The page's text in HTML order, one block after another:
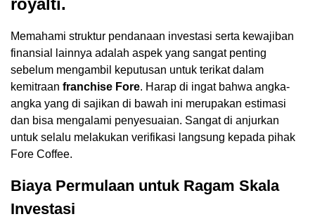
royalti.
Memahami struktur pendanaan investasi serta kewajiban
finansial lainnya adalah aspek yang sangat penting
sebelum mengambil keputusan untuk terikat dalam
kemitraan franchise Fore. Harap di ingat bahwa angka-
angka yang di sajikan di bawah ini merupakan estimasi
dan bisa mengalami penyesuaian. Sangat di anjurkan
untuk selalu melakukan verifikasi langsung kepada pihak
Fore Coffee.
Biaya Permulaan untuk Ragam Skala
Investasi